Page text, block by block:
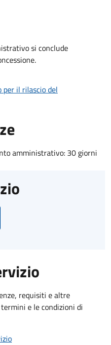
si conclude
per il rilascio del
amministrativo: 30 giorni
requisiti e altre
e le condizioni di